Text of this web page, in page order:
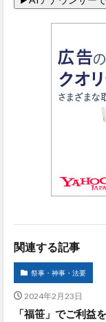
関連する記事
祭事・神事・法要
2024年2月23日
「福笹」でご利